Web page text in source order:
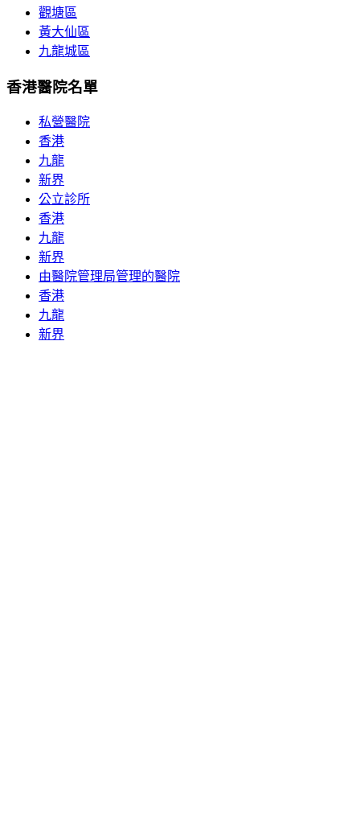
觀塘區
黃大仙區
九龍城區
香港醫院名單
私營醫院
香港
九龍
新界
公立診所
香港
九龍
新界
由醫院管理局管理的醫院
香港
九龍
新界